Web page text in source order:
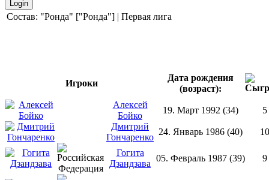
Состав: "Ронда" ["Ронда"] | Первая лига
Игроки
Дата рождения
(возраст):
Алексей
Бойко
19. Март 1992 (34)
5
Дмитрий
Гончаренко
24. Январь 1986 (40) 10
Гогита
Дзандзава
05. Февраль 1987 (39) 9